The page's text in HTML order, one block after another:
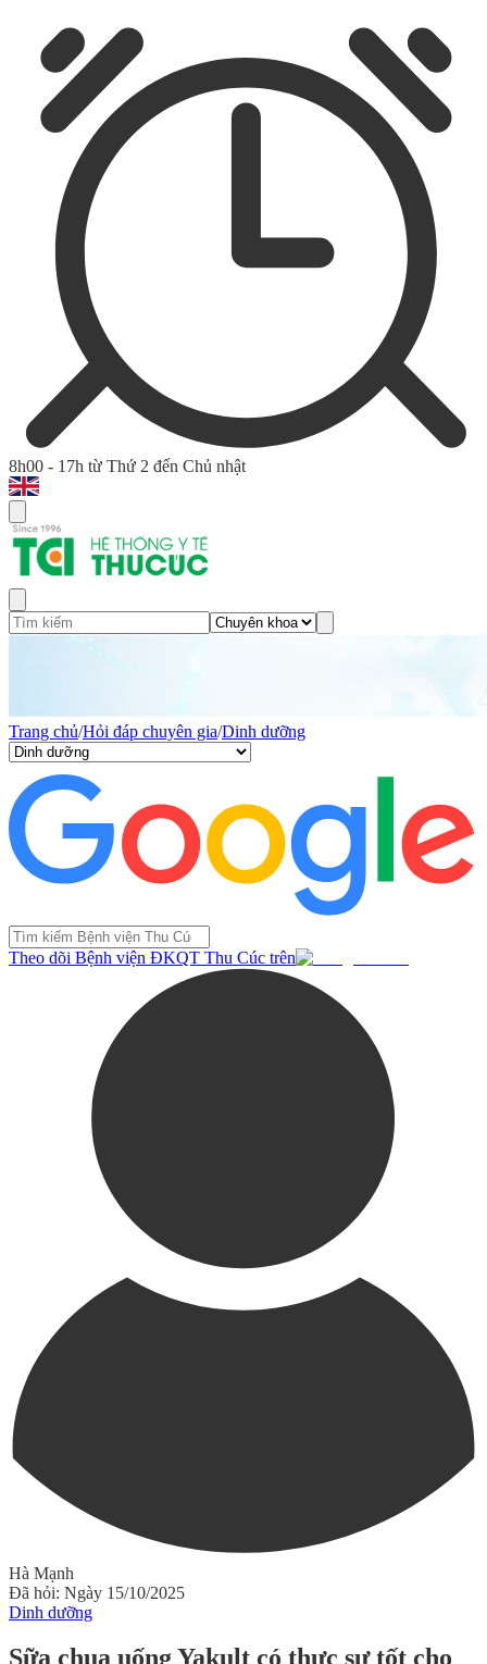
8h00 - 17h từ Thứ 2 đến Chủ nhật
Trang chủ/Hỏi đáp chuyên gia/Dinh dưỡng
Theo dõi Bệnh viện ĐKQT Thu Cúc trên
Hà Mạnh
Đã hỏi: Ngày 15/10/2025
Dinh dưỡng
Sữa chua uống Yakult có thực sự tốt cho